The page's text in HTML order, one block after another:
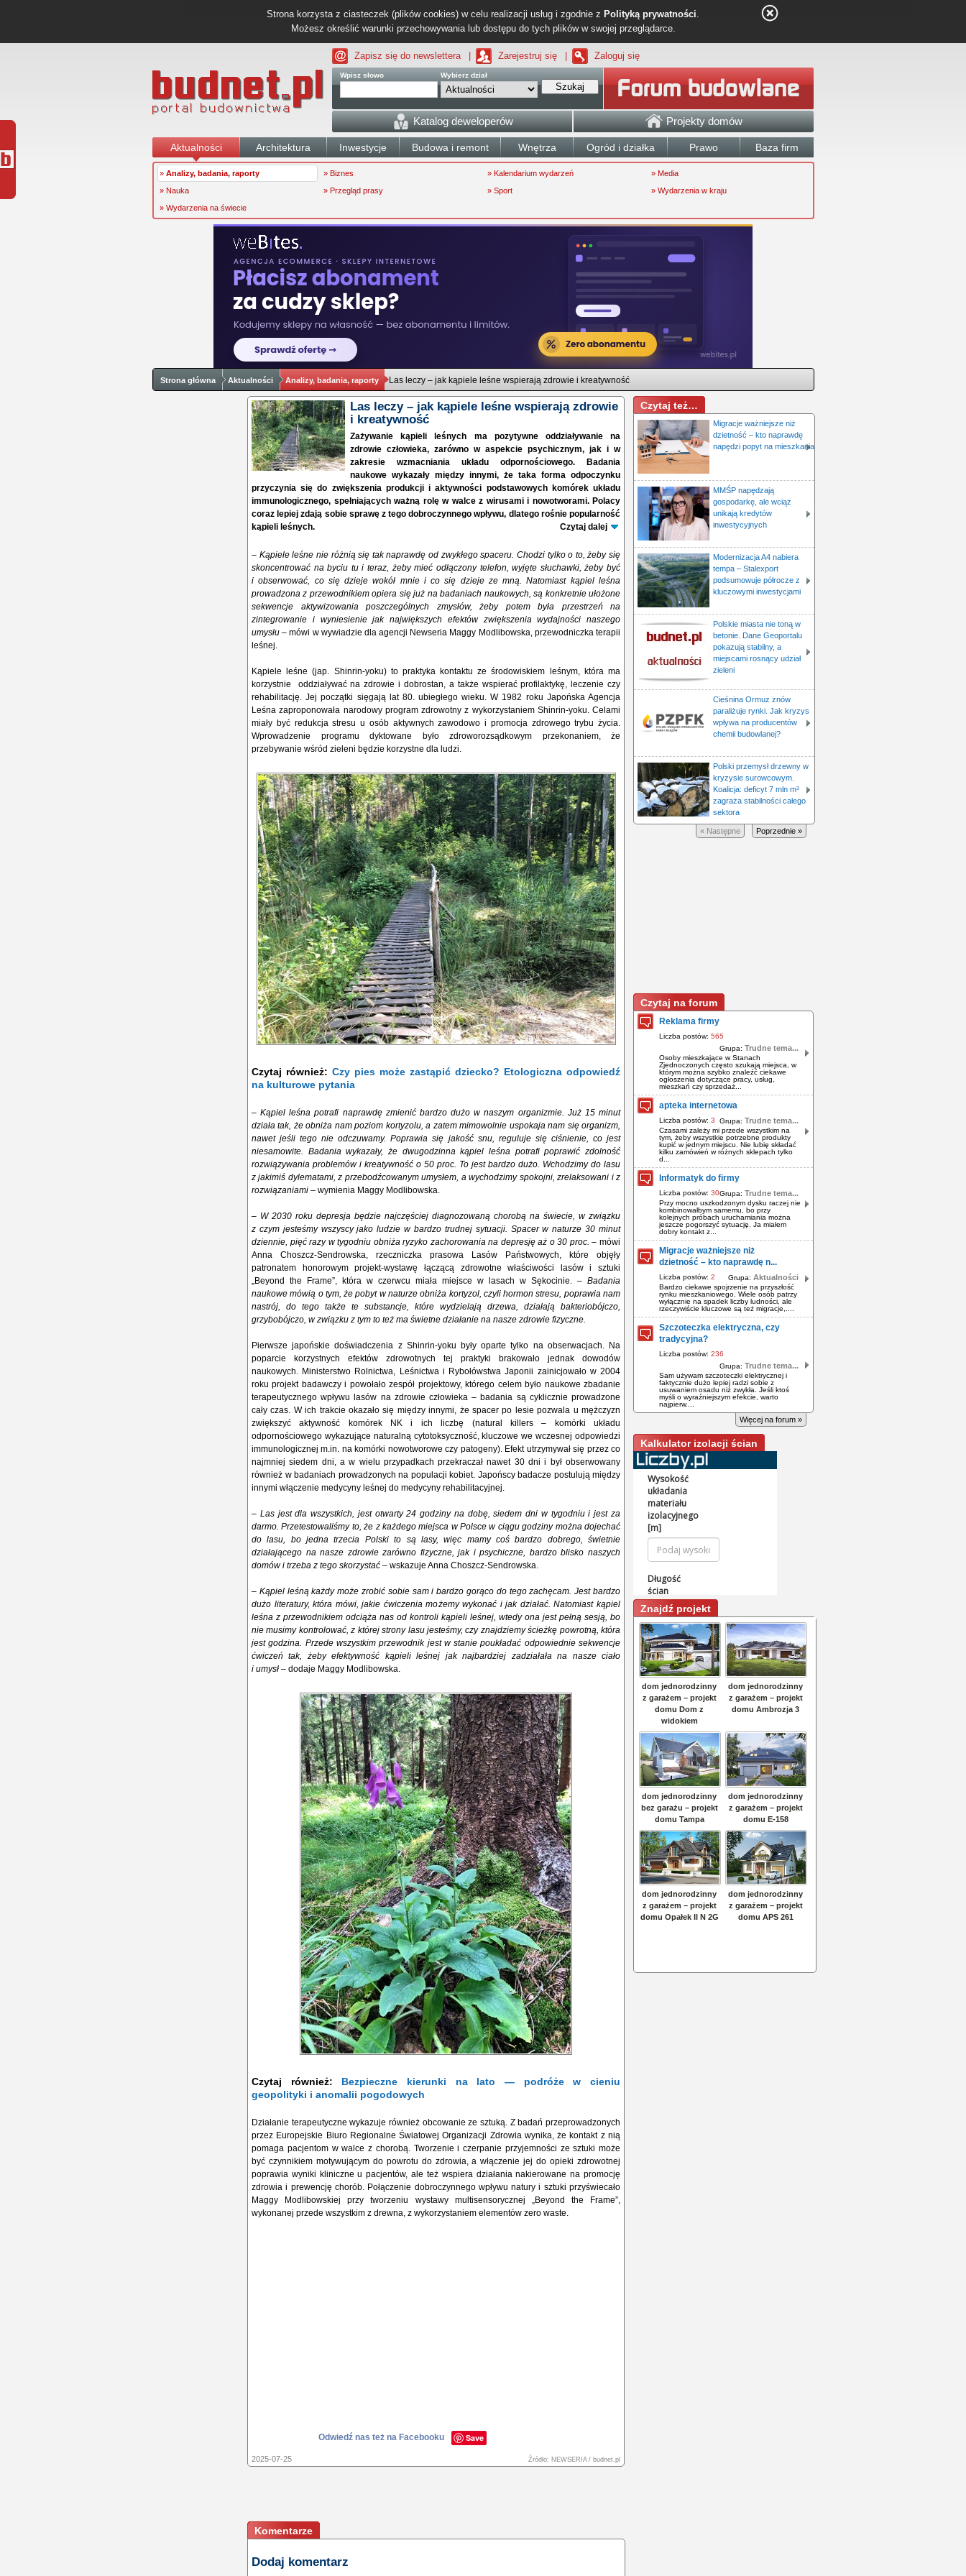
Strona korzysta z ciasteczek (plików cookies) w celu realizacji usług i zgodnie z Polityką prywatności.
Możesz określić warunki przechowywania lub dostępu do tych plików w swojej przeglądarce.
Zapisz się do newslettera Zarejestruj się Zaloguj się
Wpisz słowo Wybierz dział
Szukaj
Katalog deweloperów Projekty domów
Aktualności Architektura Inwestycje Budowa i remont Wnętrza Ogród i działka Prawo Baza firm
» Analizy, badania, raporty » Biznes » Kalendarium wydarzeń
» Media
» Nauka
» Przegląd prasy » Sport
» Wydarzenia w kraju
» Wydarzenia na świecie
Strona główna Aktualności Analizy, badania, raporty Las leczy – jak kąpiele leśne wspierają zdrowie i kreatywność
Las leczy – jak kąpiele leśne wspierają zdrowie
i kreatywność
Zażywanie kąpieli leśnych ma pozytywne oddziaływanie na
zdrowie człowieka, zarówno w aspekcie psychicznym, jak i w
zakresie wzmacniania układu odpornościowego. Badania
naukowe wykazały między innymi, że taka forma odpoczynku
przyczynia się do zwiększenia produkcji i aktywności podstawowych komórek układu
immunologicznego, spełniających ważną rolę w walce z wirusami i nowotworami. Polacy
coraz lepiej zdają sobie sprawę z tego dobroczynnego wpływu, dlatego rośnie popularność
kąpieli leśnych.
Czytaj dalej
– Kąpiele leśne nie różnią się tak naprawdę od zwykłego spaceru. Chodzi tylko o to, żeby się
skoncentrować na byciu tu i teraz, żeby mieć odłączony telefon, wyjęte słuchawki, żeby być
i obserwować, co się dzieje wokół mnie i co się dzieje ze mną. Natomiast kąpiel leśna
prowadzona z przewodnikiem opiera się już na badaniach naukowych, są konkretnie ułożone
sekwencje aktywizowania poszczególnych zmysłów, żeby potem była przestrzeń na
zintegrowanie i wyniesienie jak największych efektów zwiększenia wydajności naszego
umysłu– mówi w wywiadzie dla agencji Newseria Maggy Modlibowska, przewodniczka terapii
leśnej.
Kąpiele leśne (jap. Shinrin-yoku) to praktyka kontaktu ze środowiskiem leśnym, która ma
korzystnie oddziaływać na zdrowie i dobrostan, a także wspierać profilaktykę, leczenie czy
rehabilitację. Jej początki sięgają lat 80. ubiegłego wieku. W 1982 roku Japońska Agencja
Leśna zaproponowała narodowy program zdrowotny z wykorzystaniem Shinrin-yoku. Celami
miały być redukcja stresu u osób aktywnych zawodowo i promocja zdrowego trybu życia.
Wprowadzenie programu dyktowane było zdroworozsądkowym przekonaniem, że
przebywanie wśród zieleni będzie korzystne dla ludzi.
Czytaj również: Czy pies może zastąpić dziecko? Etologiczna odpowiedź
na kulturowe pytania
– Kąpiel leśna potrafi naprawdę zmienić bardzo dużo w naszym organizmie. Już 15 minut
działa tak, że obniża nam poziom kortyzolu, a zatem mimowolnie uspokaja nam się organizm,
nawet jeśli tego nie odczuwamy. Poprawia się jakość snu, reguluje się ciśnienie, co jest
niesamowite. Badania wykazały, że dwugodzinna kąpiel leśna potrafi poprawić zdolność
rozwiązywania problemów i kreatywność o 50 proc. To jest bardzo dużo. Wchodzimy do lasu
z jakimiś dylematami, z przebodźcowanym umysłem, a wychodzimy spokojni, zrelaksowani i z
rozwiązaniami – wymienia Maggy Modlibowska.
– W 2030 roku depresja będzie najczęściej diagnozowaną chorobą na świecie, w związku
z czym jesteśmy wszyscy jako ludzie w bardzo trudnej sytuacji. Spacer w naturze 30 minut
dziennie, pięć razy w tygodniu obniża ryzyko zachorowania na depresję aż o 30 proc. – mówi
Anna Choszcz-Sendrowska, rzeczniczka prasowa Lasów Państwowych, które objęły
patronatem honorowym projekt-wystawę łączącą zdrowotne właściwości lasów i sztuki
„Beyond the Frame”, która w czerwcu miała miejsce w lasach w Sękocinie. – Badania
naukowe mówią o tym, że pobyt w naturze obniża kortyzol, czyli hormon stresu, poprawia nam
nastrój, do tego także te substancje, które wydzielają drzewa, działają bakteriobójczo,
grzybobójczo, w związku z tym to też ma świetne działanie na nasze zdrowie fizyczne.
Pierwsze japońskie doświadczenia z Shinrin-yoku były oparte tylko na obserwacjach. Na
poparcie korzystnych efektów zdrowotnych tej praktyki brakowało jednak dowodów
naukowych. Ministerstwo Rolnictwa, Leśnictwa i Rybołówstwa Japonii zainicjowało w 2004
roku projekt badawczy i powołało zespół projektowy, którego celem było naukowe zbadanie
terapeutycznego wpływu lasów na zdrowie człowieka – badania są cyklicznie prowadzone
cały czas. W ich trakcie okazało się między innymi, że spacer po lesie pozwala u mężczyzn
zwiększyć aktywność komórek NK i ich liczbę (natural killers – komórki układu
odpornościowego wykazujące naturalną cytotoksyczność, kluczowe we wczesnej odpowiedzi
immunologicznej m.in. na komórki nowotworowe czy patogeny). Efekt utrzymywał się przez co
najmniej siedem dni, a w wielu przypadkach przekraczał nawet 30 dni i był obserwowany
również w badaniach prowadzonych na populacji kobiet. Japońscy badacze postulują między
innymi włączenie medycyny leśnej do medycyny rehabilitacyjnej.
– Las jest dla wszystkich, jest otwarty 24 godziny na dobę, siedem dni w tygodniu i jest za
darmo. Przetestowaliśmy to, że z każdego miejsca w Polsce w ciągu godziny można dojechać
do lasu, bo jedna trzecia Polski to są lasy, więc mamy coś bardzo dobrego, świetnie
działającego na nasze zdrowie zarówno fizyczne, jak i psychiczne, bardzo blisko naszych
domów i trzeba z tego skorzystać – wskazuje Anna Choszcz-Sendrowska.
– Kąpiel leśną każdy może zrobić sobie sam i bardzo gorąco do tego zachęcam. Jest bardzo
dużo literatury, która mówi, jakie ćwiczenia możemy wykonać i jak działać. Natomiast kąpiel
leśna z przewodnikiem odciąża nas od kontroli kąpieli leśnej, wtedy ona jest pełną sesją, bo
nie musimy kontrolować, z której strony lasu jesteśmy, czy znajdziemy ścieżkę powrotną, która
jest godzina. Przede wszystkim przewodnik jest w stanie poukładać odpowiednie sekwencje
ćwiczeń tak, żeby efektywność kąpieli leśnej jak najbardziej zadziałała na nasze ciało
i umysł – dodaje Maggy Modlibowska.
Czytaj również: Bezpieczne kierunki na lato — podróże w cieniu
geopolityki i anomalii pogodowych
Działanie terapeutyczne wykazuje również obcowanie ze sztuką. Z badań przeprowadzonych
przez Europejskie Biuro Regionalne Światowej Organizacji Zdrowia wynika, że kontakt z nią
pomaga pacjentom w walce z chorobą. Tworzenie i czerpanie przyjemności ze sztuki może
być czynnikiem motywującym do powrotu do zdrowia, a włączenie jej do opieki zdrowotnej
poprawia wyniki kliniczne u pacjentów, ale też wspiera działania nakierowane na promocję
zdrowia i prewencję chorób. Połączenie dobroczynnego wpływu natury i sztuki przyświecało
Maggy Modlibowskiej przy tworzeniu wystawy multisensorycznej „Beyond the Frame”,
wykonanej przede wszystkim z drewna, z wykorzystaniem elementów zero waste.
Odwiedź nas też na Facebooku Save
2025-07-25 Źródło: NEWSERIA / budnet.pl
Komentarze
Dodaj komentarz
Czytaj też…
Migracje ważniejsze niż
dzietność – kto naprawdę
napędzi popyt na mieszkania
MMŚP napędzają
gospodarkę, ale wciąż
unikają kredytów
inwestycyjnych
Modernizacja A4 nabiera
tempa – Stalexport
podsumowuje półrocze z
kluczowymi inwestycjami
Polskie miasta nie toną w
betonie. Dane Geoportalu
pokazują stabilny, a
miejscami rosnący udział
zieleni
Cieśnina Ormuz znów
paraliżuje rynki. Jak kryzys
wpływa na producentów
chemii budowlanej?
Polski przemysł drzewny w
kryzysie surowcowym.
Koalicja: deficyt 7 mln m³
zagraża stabilności całego
sektora
Poprzednie »
« Następne
Czytaj na forum
Reklama firmy
Liczba postów: 565
Grupa: Trudne tema...
Osoby mieszkające w Stanach
Zjednoczonych często szukają miejsca, w
którym można szybko znaleźć ciekawe
ogłoszenia dotyczące pracy, usług,
mieszkań czy sprzedaż...
apteka internetowa
Liczba postów: 3 Grupa: Trudne tema...
Czasami zależy mi przede wszystkim na
tym, żeby wszystkie potrzebne produkty
kupić w jednym miejscu. Nie lubię składać
kilku zamówień w różnych sklepach tylko
d...
Informatyk do firmy
Liczba postów: 30Grupa: Trudne tema...
Przy mocno uszkodzonym dysku raczej nie
kombinowałbym samemu, bo przy
kolejnych próbach uruchamiania można
jeszcze pogorszyć sytuację. Ja miałem
dobry kontakt z...
Migracje ważniejsze niż
dzietność – kto naprawdę n...
Liczba postów: 2 Grupa: Aktualności
Bardzo ciekawe spojrzenie na przyszłość
rynku mieszkaniowego. Wiele osób patrzy
wyłącznie na spadek liczby ludności, ale
rzeczywiście kluczowe są też migracje,....
Szczoteczka elektryczna, czy
tradycyjna?
Liczba postów: 236
Grupa: Trudne tema...
Sam używam szczoteczki elektrycznej i
faktycznie dużo lepiej radzi sobie z
usuwaniem osadu niż zwykła. Jeśli ktoś
myśli o wyraźniejszym efekcie, warto
najpierw....
Więcej na forum »
Kalkulator izolacji ścian
Znajdź projekt